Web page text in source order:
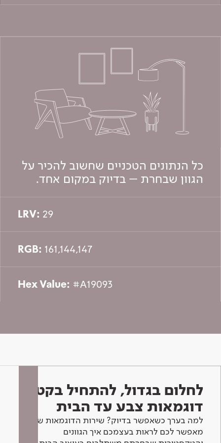
כל הנתונים הטכניים שחשוב להכיר על
הגוון שבחרת – בדיוק במקום אחד.
LRV: 29
RGB: 161,144,147
Hex Value: #A19093
לחלום בגדול, להתחיל בקטן -
דוגמאות צבע עד הבית
למה בערך כשאפשר בדיוק? שירות הדוגמאות שלנו
מאפשר לכם לראות בעצמכם איך הגוונים